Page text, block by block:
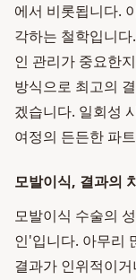
에서 비롯됩니다.
각하는 철학입니
인 관리가 중요한
방식으로 최고의
겠습니다. 일회성
여정의 든든한 파
모발이식, 결과의
모발이식 수술의
인'입니다. 아무리
결과가 인위적이